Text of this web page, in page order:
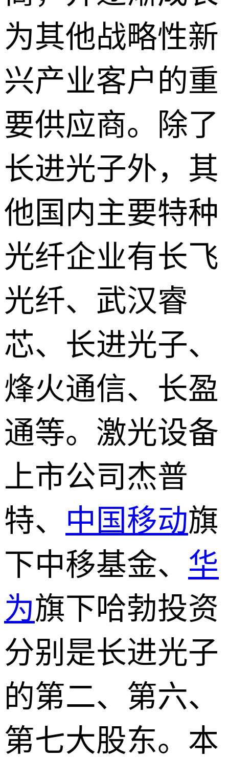
为其他战略性新
兴产业客户的重
要供应商。除了
长进光子外，其
他国内主要特种
光纤企业有长飞
光纤、武汉睿
芯、长进光子、
烽火通信、长盈
通等。激光设备
上市公司杰普
特、 中国移动旗
下中移基金、 华
为旗下哈勃投资
分别是长进光子
的第二、第六、
第七大股东。本